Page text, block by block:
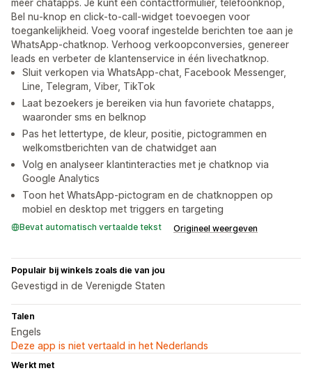
meer chatapps. Je kunt een contactformulier, telefoonknop,
Bel nu-knop en click-to-call-widget toevoegen voor
toegankelijkheid. Voeg vooraf ingestelde berichten toe aan je
WhatsApp-chatknop. Verhoog verkoopconversies, genereer
leads en verbeter de klantenservice in één livechatknop.
Sluit verkopen via WhatsApp-chat, Facebook Messenger,
Line, Telegram, Viber, TikTok
Laat bezoekers je bereiken via hun favoriete chatapps,
waaronder sms en belknop
Pas het lettertype, de kleur, positie, pictogrammen en
welkomstberichten van de chatwidget aan
Volg en analyseer klantinteracties met je chatknop via
Google Analytics
Toon het WhatsApp-pictogram en de chatknoppen op
mobiel en desktop met triggers en targeting
Bevat automatisch vertaalde tekst Origineel weergeven
Populair bij winkels zoals die van jou
Gevestigd in de Verenigde Staten
Talen
Engels
Deze app is niet vertaald in het Nederlands
Werkt met